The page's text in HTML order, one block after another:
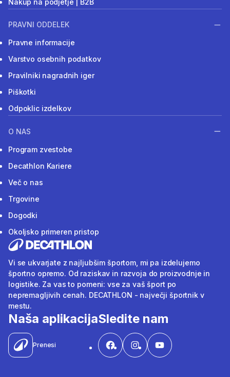
PRAVNI ODDELEK
Pravne informacije
Varstvo osebnih podatkov
Pravilniki nagradnih iger
Piškotki
Odpoklic izdelkov
O NAS
Program zvestobe
Decathlon Kariere
Več o nas
Trgovine
Dogodki
Okoljsko primeren pristop
Vi se ukvarjate z najljubšim športom, mi pa izdelujemo
športno opremo. Od raziskav in razvoja do proizvodnje in
logistike. Za vas to pomeni: vse za vaš šport po
nepremagljivih cenah. DECATHLON - največji športnik v
mestu.
Naša aplikacija
Prenesi
Sledite nam